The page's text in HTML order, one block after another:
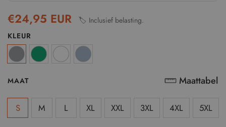
€24,95 EUR
🏷️ Inclusief belasting.
KLEUR
MAAT Maattabel
S M L XL XXL 3XL 4XL 5XL